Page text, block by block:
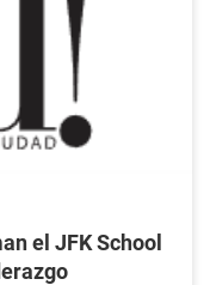
el JFK School